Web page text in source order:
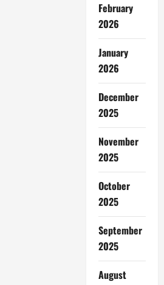
February
2026
January
2026
December
2025
November
2025
October
2025
September
2025
August